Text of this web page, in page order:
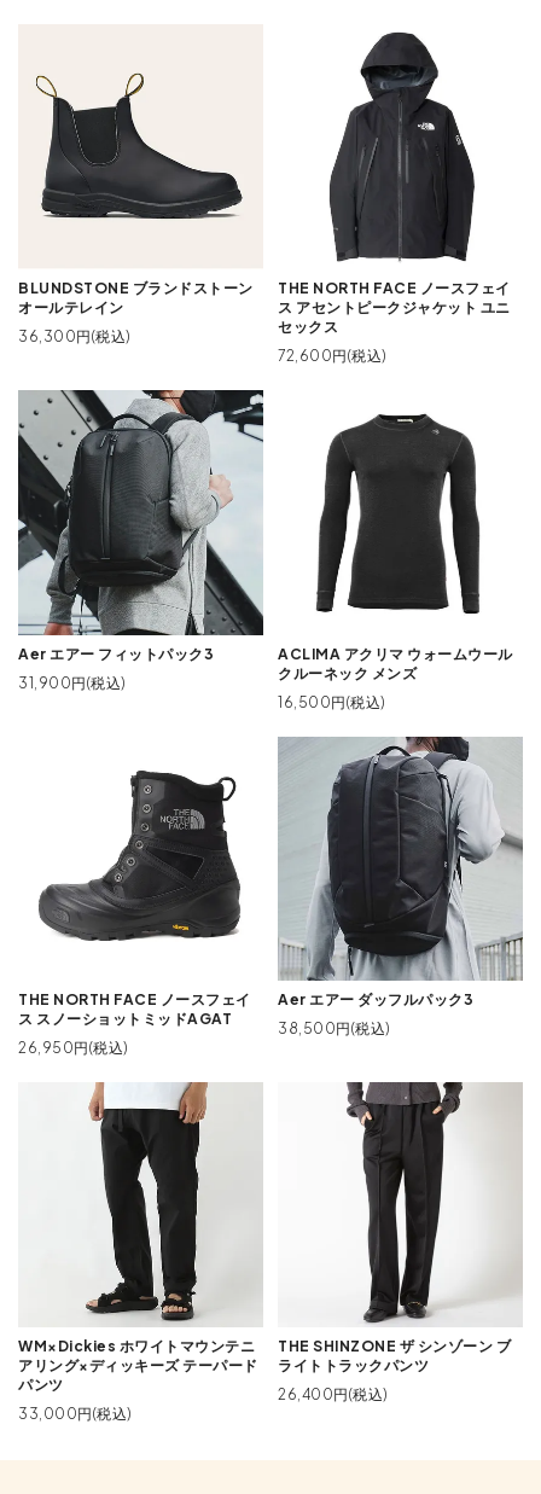
BLUNDSTONE ブランドストーン
オールテレイン
36,300円(税込)
THE NORTH FACE ノースフェイ
ス アセントピークジャケット ユニ
セックス
72,600円(税込)
Aer エアー フィットパック3
31,900円(税込)
ACLIMA アクリマ ウォームウール
クルーネック メンズ
16,500円(税込)
THE NORTH FACE ノースフェイ
ス スノーショットミッドAGAT
26,950円(税込)
Aer エアー ダッフルパック3
38,500円(税込)
WM×Dickies ホワイトマウンテニ
アリング×ディッキーズ テーパード
パンツ
33,000円(税込)
THE SHINZONE ザ シンゾーン ブ
ライトトラックパンツ
26,400円(税込)